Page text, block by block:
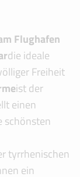
Flughafen
die ideale
Freiheit
ist der
einen
schönsten
tyrrhenischen
ein